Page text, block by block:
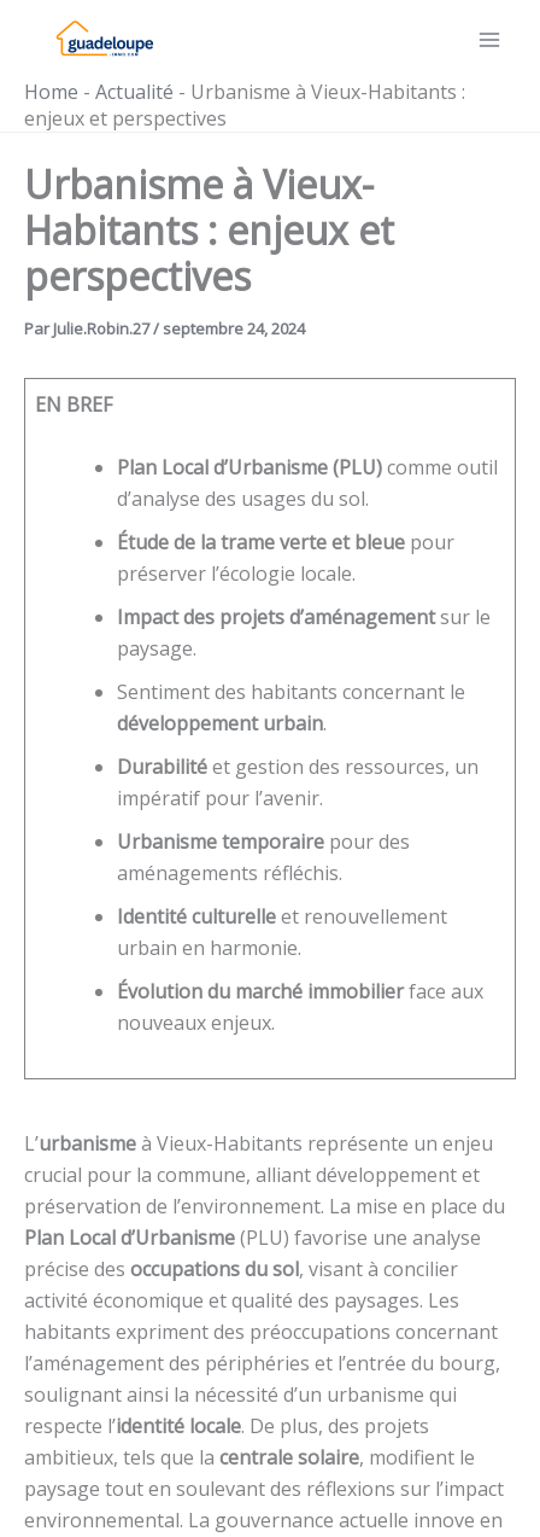
Home - Actualité - Urbanisme à Vieux-Habitants :
enjeux et perspectives
Urbanisme à Vieux-
Habitants : enjeux et
perspectives
ParJulie.Robin.27/ septembre 24, 2024
EN BREF
Plan Local d’Urbanisme (PLU)comme outil
d’analyse des usages du sol.
Étude de la trame verte et bleue pour
préserver l’écologie locale.
Impact des projets d’aménagementsur le
paysage.
Sentiment des habitants concernant le
développement urbain.
Durabilitéet gestion des ressources, un
impératif pour l’avenir.
Urbanisme temporaire pour des
aménagements réfléchis.
Identité culturelleet renouvellement
urbain en harmonie.
Évolution du marché immobilierface aux
nouveaux enjeux.
L’urbanismeà Vieux-Habitants représente un enjeu
crucial pour la commune, alliant développement et
préservation de l’environnement. La mise en place du
Plan Local d’Urbanisme(PLU) favorise une analyse
précise des occupations du sol, visant à concilier
activité économique et qualité des paysages. Les
habitants expriment des préoccupations concernant
l’aménagement des périphéries et l’entrée du bourg,
soulignant ainsi la nécessité d’un urbanisme qui
respecte l’identité locale. De plus, des projets
ambitieux, tels que la centrale solaire, modifient le
paysage tout en soulevant des réflexions sur l’impact
environnemental. La gouvernance actuelle innove en